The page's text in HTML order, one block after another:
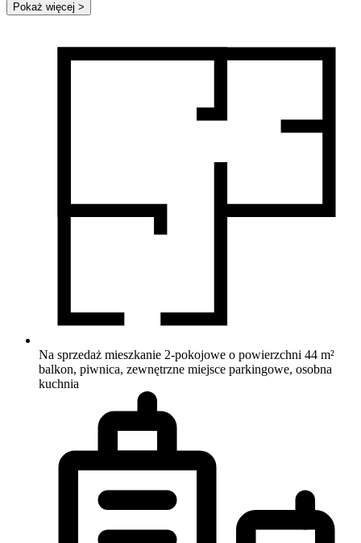
Pokaż więcej >
Na sprzedaż mieszkanie 2-pokojowe o powierzchni 44 m²
balkon, piwnica, zewnętrzne miejsce parkingowe, osobna
kuchnia